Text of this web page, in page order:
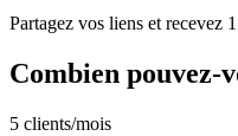
Partagez vos liens et recevez
Combien pouvez-
5 clients/mois